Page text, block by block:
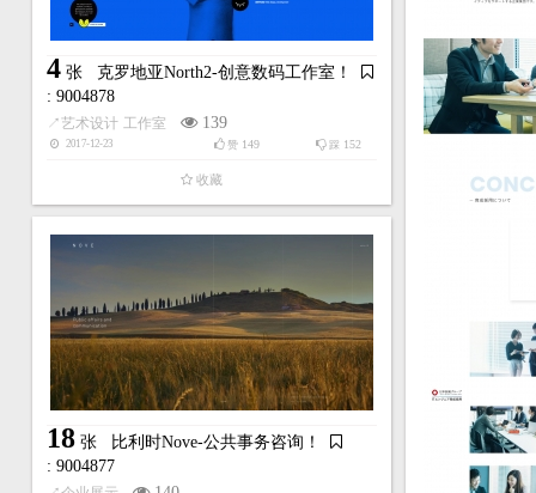
4 张 克罗地亚North2-创意数码工作室！
: 9004878
↗艺术设计 工作室 139
2017-12-23 踩 152
赞 149
收藏
18 张
比利时Nove-公共事务咨询！
: 9004877